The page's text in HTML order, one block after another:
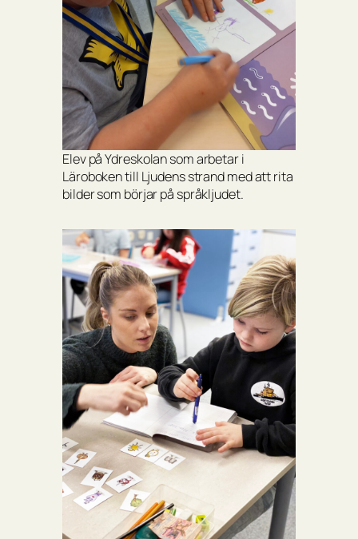
Elev på Ydreskolan som arbetar i
Läroboken till Ljudens strand med att rita
bilder som börjar på språkljudet.